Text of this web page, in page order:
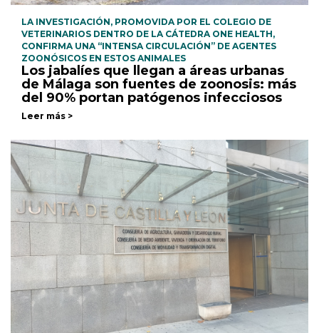
LA INVESTIGACIÓN, PROMOVIDA POR EL COLEGIO DE
VETERINARIOS DENTRO DE LA CÁTEDRA ONE HEALTH,
CONFIRMA UNA “INTENSA CIRCULACIÓN” DE AGENTES
ZOONÓSICOS EN ESTOS ANIMALES
Los jabalíes que llegan a áreas urbanas
de Málaga son fuentes de zoonosis: más
del 90% portan patógenos infecciosos
Leer más >